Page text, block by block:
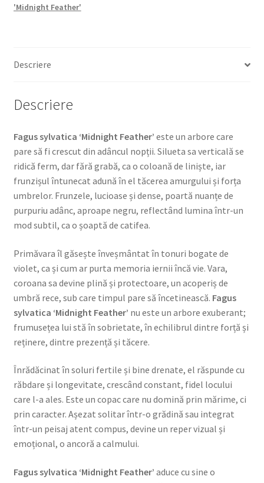
'Midnight Feather'
Descriere
Descriere
Fagus sylvatica ‘Midnight Feather’ este un arbore care
pare să fi crescut din adâncul nopții. Silueta sa verticală se
ridică ferm, dar fără grabă, ca o coloană de liniște, iar
frunzișul întunecat adună în el tăcerea amurgului și forța
umbrelor. Frunzele, lucioase și dense, poartă nuanțe de
purpuriu adânc, aproape negru, reflectând lumina într-un
mod subtil, ca o șoaptă de catifea.
Primăvara îl găsește înveșmântat în tonuri bogate de
violet, ca și cum ar purta memoria iernii încă vie. Vara,
coroana sa devine plină și protectoare, un acoperiș de
umbră rece, sub care timpul pare să încetinească. Fagus
sylvatica ‘Midnight Feather’ nu este un arbore exuberant;
frumusețea lui stă în sobrietate, în echilibrul dintre forță și
reținere, dintre prezență și tăcere.
Înrădăcinat în soluri fertile și bine drenate, el răspunde cu
răbdare și longevitate, crescând constant, fidel locului
care l-a ales. Este un copac care nu domină prin mărime, ci
prin caracter. Așezat solitar într-o grădină sau integrat
într-un peisaj atent compus, devine un reper vizual și
emoțional, o ancoră a calmului.
Fagus sylvatica ‘Midnight Feather’ aduce cu sine o